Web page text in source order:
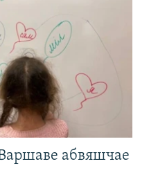
абвяшчае